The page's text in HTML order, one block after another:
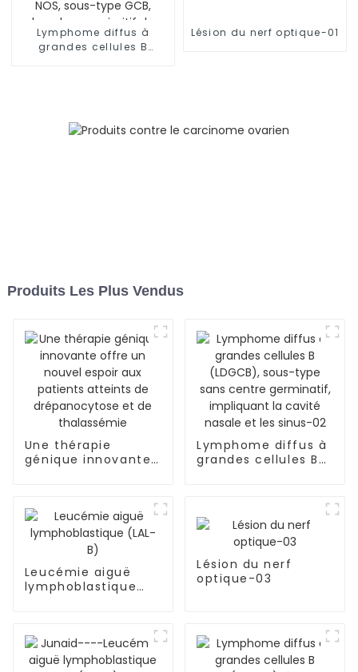
Lymphome diffus à
grandes cellules B
Lésion du nerf optique-01
Produits Les Plus Vendus
Une thérapie
génique innovante
drépanocytose et
de thalassémie
Lymphome diffus à
grandes cellules B
impliquant la cavité
nasale et les sinus-
Leucémie aiguë
lymphoblastique
Lésion du nerf
optique-03